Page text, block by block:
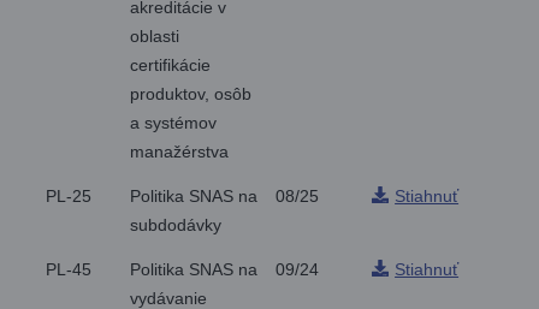
akreditácie v
oblasti
certifikácie
produktov, osôb
a systémov
manažérstva
PL-25
Politika SNAS na
subdodávky
08/25 Stiahnuť
PL-45
Politika SNAS na
vydávanie
09/24 Stiahnuť